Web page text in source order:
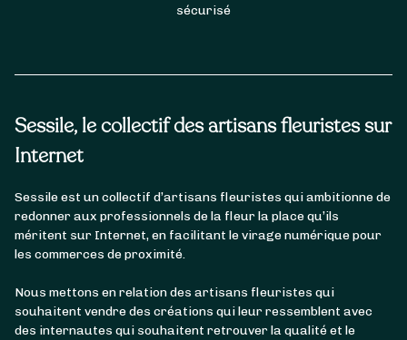
Sessile, le collectif des artisans fleuristes sur
Internet
Sessile est un collectif d’artisans fleuristes qui ambitionne de
redonner aux professionnels de la fleur la place qu’ils
méritent sur Internet, en facilitant le virage numérique pour
les commerces de proximité.
Nous mettons en relation des artisans fleuristes qui
souhaitent vendre des créations qui leur ressemblent avec
des internautes qui souhaitent retrouver la qualité et le
sécurisé